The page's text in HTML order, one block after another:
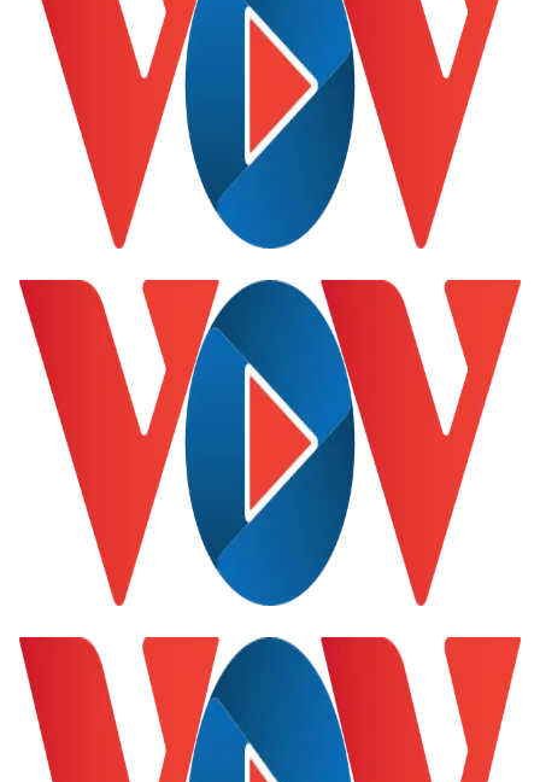
Thế giới
Quan sát
Cuộc sống đó đây
Multimedia
E-Magazine